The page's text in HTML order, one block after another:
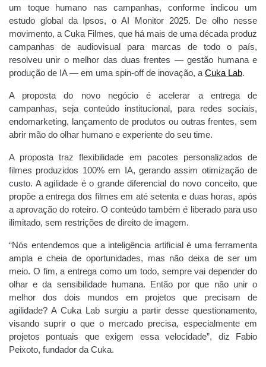
um toque humano nas campanhas, conforme indicou um
estudo global da Ipsos, o AI Monitor 2025. De olho nesse
movimento, a Cuka Filmes, que há mais de uma década produz
campanhas de audiovisual para marcas de todo o país,
resolveu unir o melhor das duas frentes — gestão humana e
produção de IA — em uma spin-off de inovação, a Cuka Lab.
A proposta do novo negócio é acelerar a entrega de
campanhas, seja conteúdo institucional, para redes sociais,
endomarketing, lançamento de produtos ou outras frentes, sem
abrir mão do olhar humano e experiente do seu time.
A proposta traz flexibilidade em pacotes personalizados de
filmes produzidos 100% em IA, gerando assim otimização de
custo. A agilidade é o grande diferencial do novo conceito, que
propõe a entrega dos filmes em até setenta e duas horas, após
a aprovação do roteiro. O conteúdo também é liberado para uso
ilimitado, sem restrições de direito de imagem.
“Nós entendemos que a inteligência artificial é uma ferramenta
ampla e cheia de oportunidades, mas não deixa de ser um
meio. O fim, a entrega como um todo, sempre vai depender do
olhar e da sensibilidade humana. Então por que não unir o
melhor dos dois mundos em projetos que precisam de
agilidade? A Cuka Lab surgiu a partir desse questionamento,
visando suprir o que o mercado precisa, especialmente em
projetos pontuais que exigem essa velocidade”, diz Fabio
Peixoto, fundador da Cuka.